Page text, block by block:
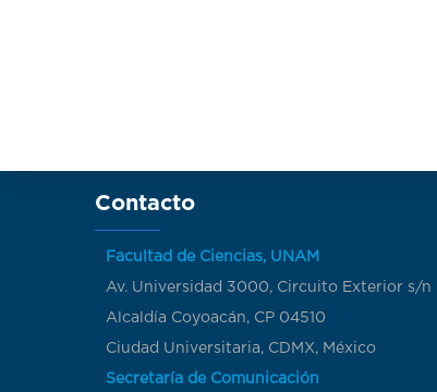
Contacto
Facultad de Ciencias, UNAM
Av. Universidad 3000, Circuito Exterior s/n
Alcaldía Coyoacán, CP 04510
Ciudad Universitaria, CDMX, México
Secretaría de Comunicación